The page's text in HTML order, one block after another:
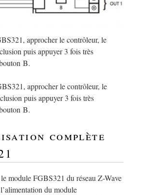
approcher le contrôleur, le
puis appuyer 3 fois très
B.
approcher le contrôleur, le
puis appuyer 3 fois très
B.
complète
module FGBS321 du réseau Z-Wave
du module